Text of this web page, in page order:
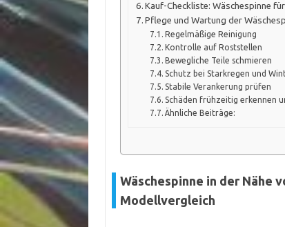
Kauf-Checkliste: Wäschespinne
Pflege und Wartung der
Regelmäßige Reinigung
Kontrolle auf Roststellen
Bewegliche Teile schmieren
Schutz bei Starkregen und
Stabile Verankerung prüfen
Schäden frühzeitig erkennen
Ähnliche Beiträge:
Wäschespinne in der Nähe
Modellvergleich